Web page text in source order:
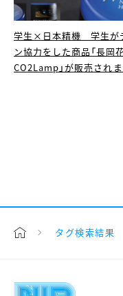
学生×日本精機 学生が
ン協力をした商品「長岡
CO2Lamp」が販売され
タグ検索結果